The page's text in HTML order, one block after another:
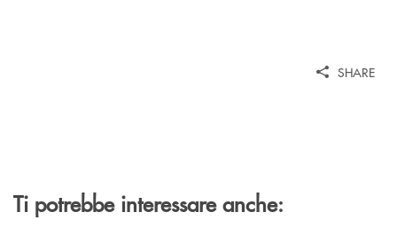
SHARE
Ti potrebbe interessare anche: